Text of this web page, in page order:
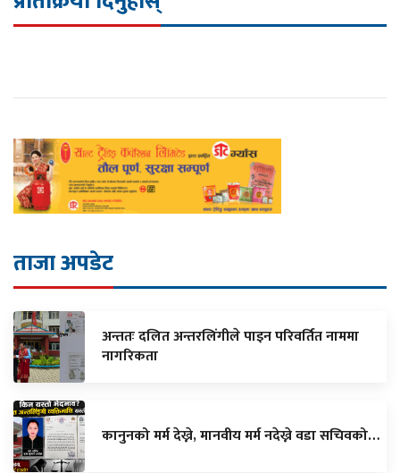
ताजा अपडेट
अन्ततः दलित अन्तरलिंगीले पाइन परिवर्तित नाममा
नागरिकता
कानुनको मर्म देख्ने, मानवीय मर्म नदेख्ने वडा सचिवको…